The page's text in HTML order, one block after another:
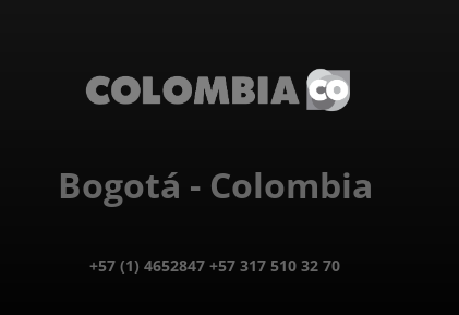
Bogotá - Colombia
+57 (1) 4652847 +57 317 510 32 70